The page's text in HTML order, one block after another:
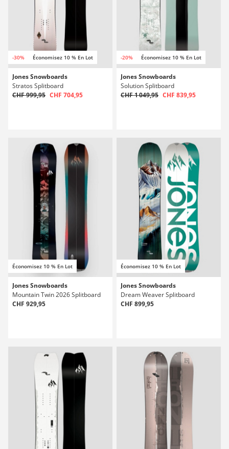
-30% Économisez 10 % En Lot
Jones Snowboards
Stratos Splitboard
CHF 999,95 CHF 704,95
-20% Économisez 10 % En Lot
Jones Snowboards
Solution Splitboard
CHF 1 049,95 CHF 839,95
Économisez 10 % En Lot
Jones Snowboards
Mountain Twin 2026 Splitboard
CHF 929,95
Économisez 10 % En Lot
Jones Snowboards
Dream Weaver Splitboard
CHF 899,95